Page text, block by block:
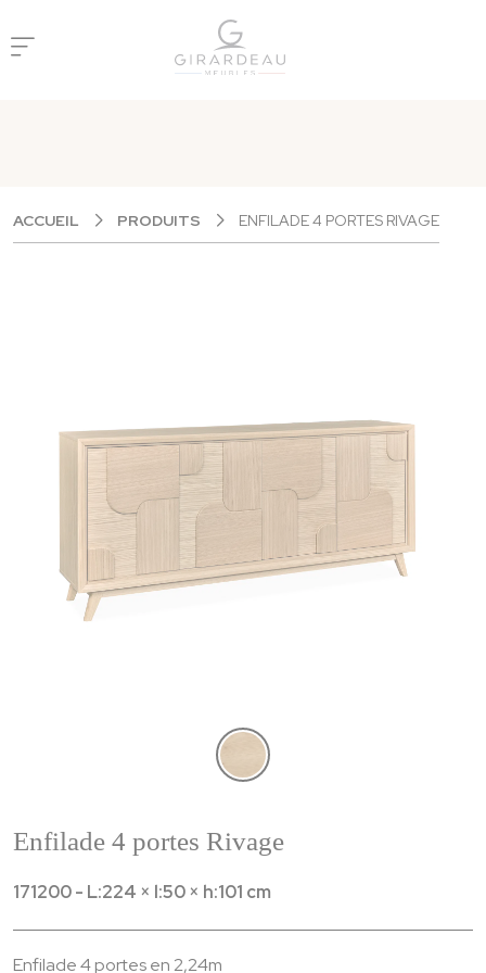
ACCUEIL PRODUITS ENFILADE 4 PORTES RIVAGE
Enfilade 4 portes Rivage
171200 - L:224 × l:50 × h:101 cm
Enfilade 4 portes en 2,24m